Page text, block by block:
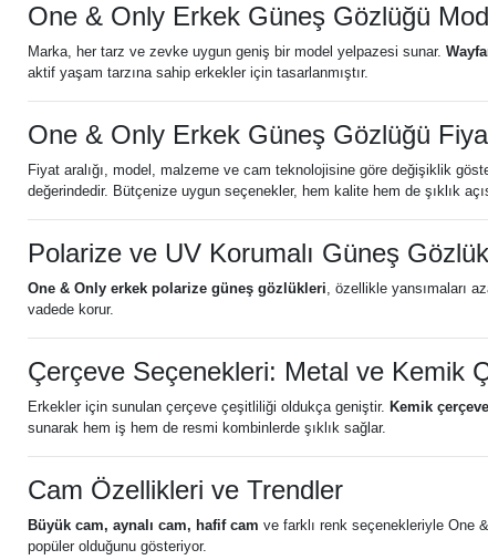
One & Only Erkek Güneş Gözlüğü
Marka, her tarz ve zevke uygun geniş bir model yelpazesi sunar.
aktif yaşam tarzına sahip erkekler için tasarlanmıştır.
One & Only Erkek Güneş Gözlüğü
Fiyat aralığı, model, malzeme ve cam teknolojisine göre değişiklik
değerindedir. Bütçenize uygun seçenekler, hem kalite hem de şıklık
Polarize ve UV Korumalı Güneş
One & Only erkek polarize güneş gözlükleri, özellikle yansımaları
vadede korur.
Çerçeve Seçenekleri: Metal ve Kemik
Erkekler için sunulan çerçeve çeşitliliği oldukça geniştir. Kemik
sunarak hem iş hem de resmi kombinlerde şıklık sağlar.
Cam Özellikleri ve Trendler
Büyük cam, aynalı cam, hafif cam ve farklı renk seçenekleriyle One
popüler olduğunu gösteriyor.